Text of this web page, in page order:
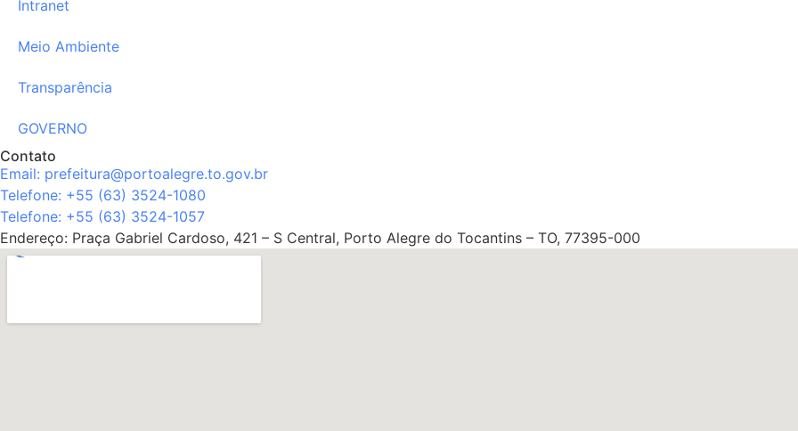
Intranet
Meio Ambiente
Transparência
GOVERNO
Contato
Email: prefeitura@portoalegre.to.gov.br
Telefone: +55 (63) 3524-1080
Telefone: +55 (63) 3524-1057
Endereço: Praça Gabriel Cardoso, 421 – S Central, Porto Alegre do Tocantins – TO, 77395-000